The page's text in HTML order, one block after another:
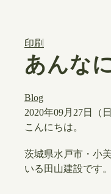
印刷
あんな
Blog
2020年09月27日（日
こんにちは。
茨城県水戸市・小
いる田山建設です。